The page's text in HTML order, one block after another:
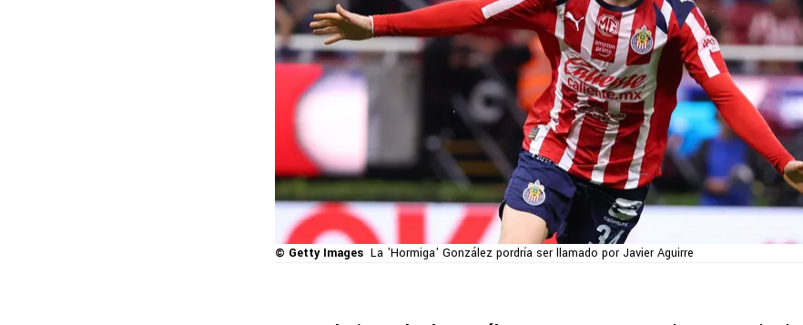
© Getty Images La 'Hormiga' González pordría ser llamado por Javier Aguirre